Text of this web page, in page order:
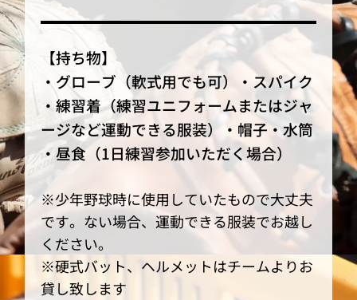
【持ち物】
・グローブ（軟式用でも可）・スパイク
・練習着（練習ユニフォームまたはジャ
ージなど運動できる服装）・帽子・水筒
・昼食（1日練習参加いただく場合）
※少年野球時に使用していたもので大丈夫
です。ない場合、運動できる服装でお越し
ください。
※硬式バット、ヘルメットはチームよりお
貸し致します